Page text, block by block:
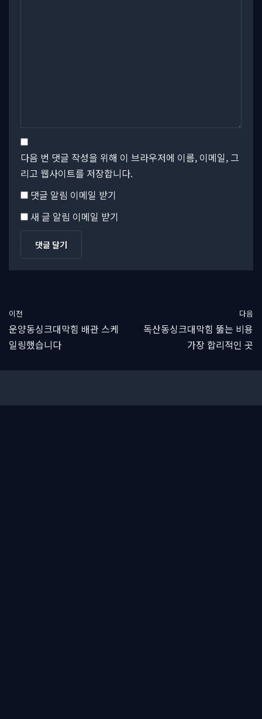
다음 번 댓글 작성을 위해 이 브라우저에 이름, 이메일, 그
리고 웹사이트를 저장합니다.
댓글 알림 이메일 받기
새 글 알림 이메일 받기
이전
운양동싱크대막힘 배관 스케
일링했습니다
다음
독산동싱크대막힘 뚫는 비용
가장 합리적인 곳